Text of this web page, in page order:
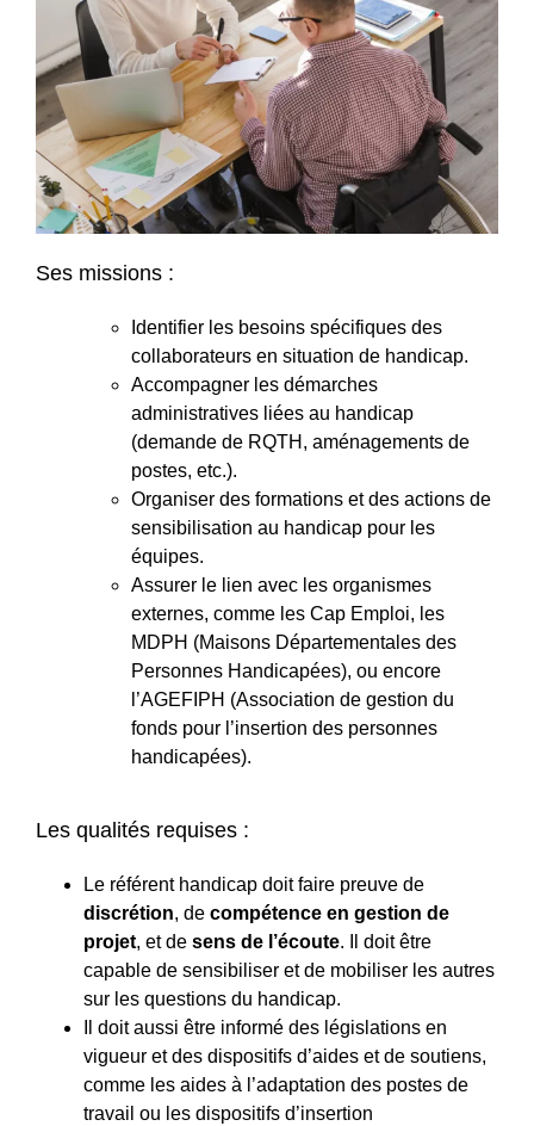
Ses missions :
Identifier les besoins spécifiques des
collaborateurs en situation de handicap.
Accompagner les démarches
administratives liées au handicap
(demande de RQTH, aménagements de
postes, etc.).
Organiser des formations et des actions de
sensibilisation au handicap pour les
équipes.
Assurer le lien avec les organismes
externes, comme les Cap Emploi, les
MDPH (Maisons Départementales des
Personnes Handicapées), ou encore
l’AGEFIPH (Association de gestion du
fonds pour l’insertion des personnes
handicapées).
Les qualités requises :
Le référent handicap doit faire preuve de
discrétion, de compétence en gestion de
projet, et de sens de l’écoute. Il doit être
capable de sensibiliser et de mobiliser les autres
sur les questions du handicap.
Il doit aussi être informé des législations en
vigueur et des dispositifs d’aides et de soutiens,
comme les aides à l’adaptation des postes de
travail ou les dispositifs d’insertion